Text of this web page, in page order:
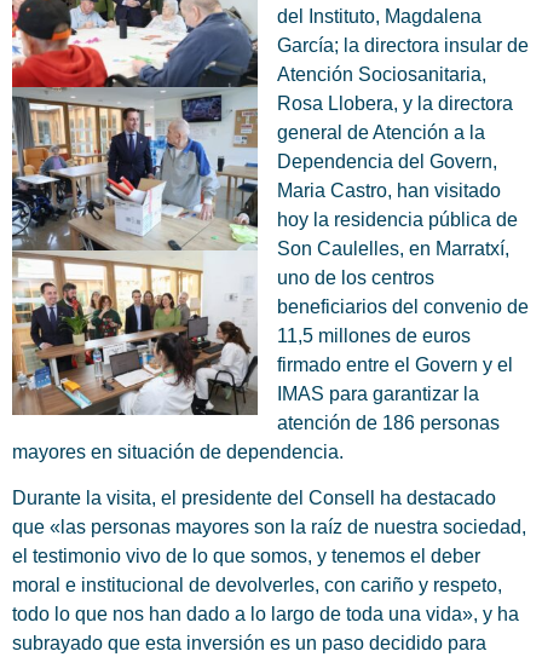
del Instituto, Magdalena
García; la directora insular de
Atención Sociosanitaria,
Rosa Llobera, y la directora
general de Atención a la
Dependencia del Govern,
Maria Castro, han visitado
hoy la residencia pública de
Son Caulelles, en Marratxí,
uno de los centros
beneficiarios del convenio de
11,5 millones de euros
firmado entre el Govern y el
IMAS para garantizar la
atención de 186 personas
mayores en situación de dependencia.
Durante la visita, el presidente del Consell ha destacado
que «las personas mayores son la raíz de nuestra sociedad,
el testimonio vivo de lo que somos, y tenemos el deber
moral e institucional de devolverles, con cariño y respeto,
todo lo que nos han dado a lo largo de toda una vida», y ha
subrayado que esta inversión es un paso decidido para